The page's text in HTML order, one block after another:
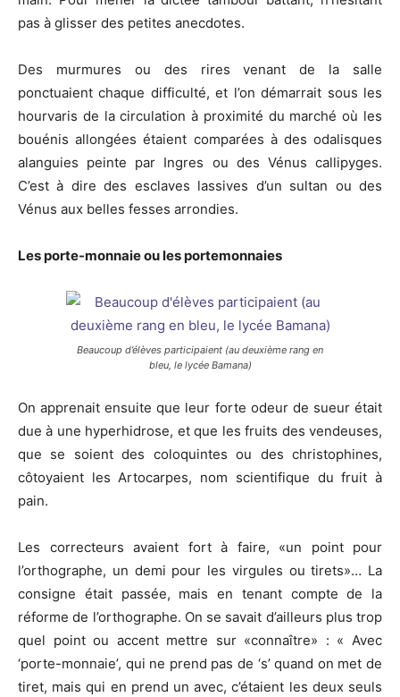
pas à glisser des petites anecdotes.
Des murmures ou des rires venant de la salle
ponctuaient chaque difficulté, et l’on démarrait sous les
hourvaris de la circulation à proximité du marché où les
bouénis allongées étaient comparées à des odalisques
alanguies peinte par Ingres ou des Vénus callipyges.
C’est à dire des esclaves lassives d’un sultan ou des
Vénus aux belles fesses arrondies.
Les porte-monnaie ou les portemonnaies
Beaucoup d’élèves participaient (au deuxième rang en
bleu, le lycée Bamana)
On apprenait ensuite que leur forte odeur de sueur était
due à une hyperhidrose, et que les fruits des vendeuses,
que se soient des coloquintes ou des christophines,
côtoyaient les Artocarpes, nom scientifique du fruit à
pain.
Les correcteurs avaient fort à faire, «un point pour
l’orthographe, un demi pour les virgules ou tirets»… La
consigne était passée, mais en tenant compte de la
réforme de l’orthographe. On se savait d’ailleurs plus trop
quel point ou accent mettre sur «connaître» : « Avec
‘porte-monnaie’, qui ne prend pas de ‘s’ quand on met de
tiret, mais qui en prend un avec, c’étaient les deux seuls